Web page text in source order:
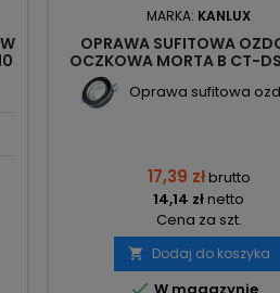
MARKA: KANLUX
OPRAWA SUFITOWA
OCZKOWA MORTA B CT-
Oprawa sufitowa
17,39 złbrutto
14,14 złnetto
Cena za szt.
 Dodaj do koszyka
